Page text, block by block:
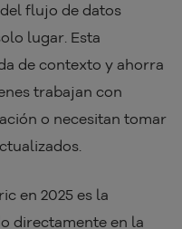
flujo de datos
lugar. Esta
de contexto y ahorra
trabajan con
o necesitan tomar
en 2025 es la
directamente en la